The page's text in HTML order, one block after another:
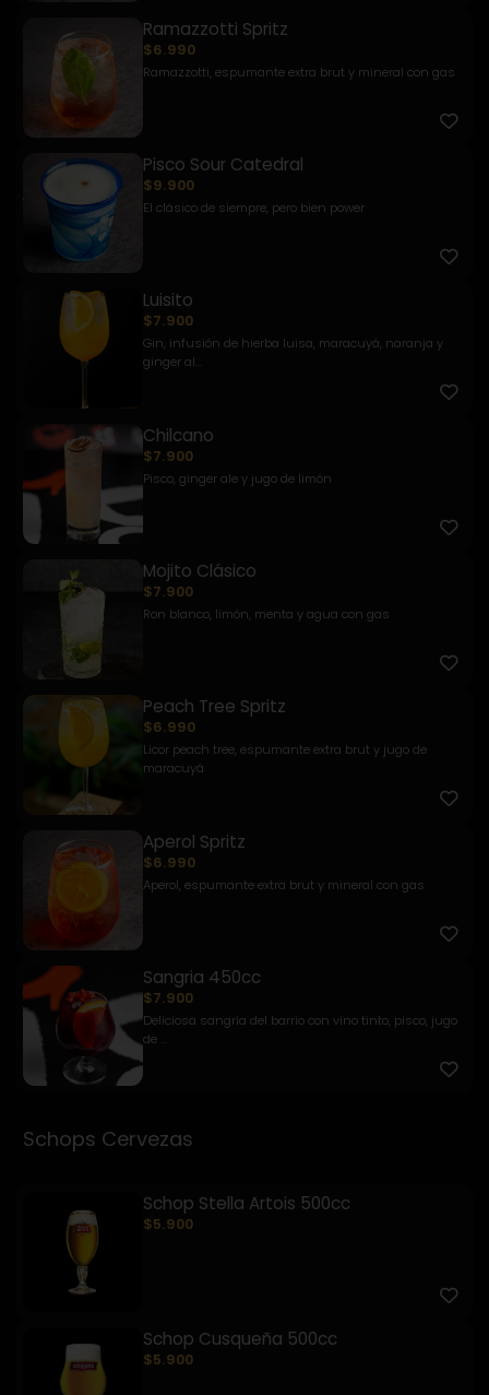
Ramazzotti Spritz
$6.990
Ramazzotti, espumante extra brut y mineral con gas
Pisco Sour Catedral
$9.900
El clásico de siempre, pero bien power
Luisito
$7.900
Gin, infusión de hierba luisa, maracuyá, naranja y
ginger al...
Chilcano
$7.900
Pisco, ginger ale y jugo de limón
Mojito Clásico
$7.900
Ron blanco, limón, menta y agua con gas
Peach Tree Spritz
$6.990
Licor peach tree, espumante extra brut y jugo de
maracuyá
Aperol Spritz
$6.990
Aperol, espumante extra brut y mineral con gas
Sangria 450cc
$7.900
Deliciosa sangría del barrio con vino tinto, pisco, jugo
de ...
Schops Cervezas
Schop Stella Artois 500cc
$5.900
Schop Cusqueña 500cc
$5.900